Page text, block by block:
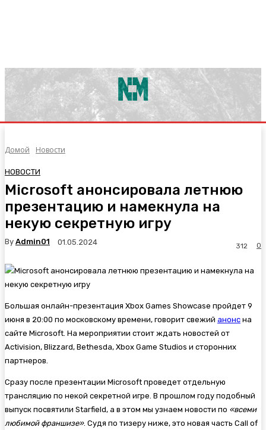
Домой Новости
НОВОСТИ
Microsoft анонсировала летнюю
презентацию и намекнула на
некую секретную игру
By Admin01 01.05.2024 0
312
Большая онлайн-презентация Xbox Games Showcase пройдет 9
июня в 20:00 по московскому времени, говорит свежий анонс на
сайте Microsoft. На мероприятии стоит ждать новостей от
Activision, Blizzard, Bethesda, Xbox Game Studios и сторонних
партнеров.
Сразу после презентации Microsoft проведет отдельную
трансляцию по некой секретной игре. В прошлом году подобный
выпуск посвятили Starfield, а в этом мы узнаем новости по «всеми
любимой франшизе». Судя по тизеру ниже, это новая часть Call of